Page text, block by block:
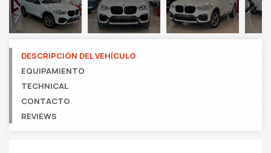
Next
DESCRIPCIÓN DEL VEHÍCULO
EQUIPAMIENTO
TECHNICAL
CONTACTO
REVIEWS